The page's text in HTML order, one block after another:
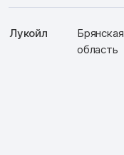
Лукойл
Брянская
область